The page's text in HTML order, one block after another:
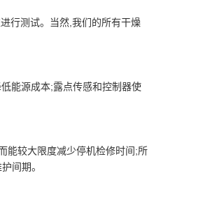
行测试。当然,我们的所有干燥
能源成本;露点传感和控制器使
能较大限度减少停机检修时间;所
间期。